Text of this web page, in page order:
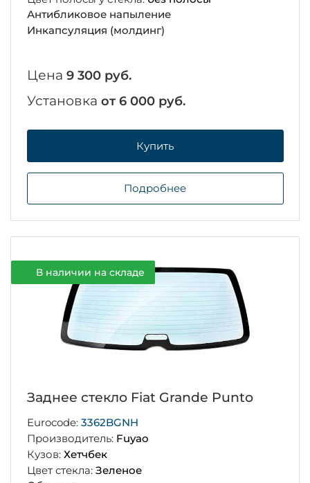
Антибликовое напыление
Инкапсуляция (молдинг)
Цена 9 300 руб.
Установка от 6 000 руб.
Купить
Подробнее
В наличии на складе
Заднее стекло Fiat Grande Punto
Eurocode: 3362BGNH
Производитель: Fuyao
Кузов: Хетчбек
Цвет стекла: Зеленое